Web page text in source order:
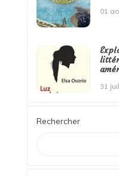
01
31
Rechercher